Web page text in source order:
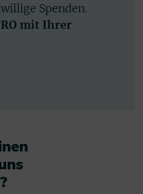
Spenden.
mit Ihrer